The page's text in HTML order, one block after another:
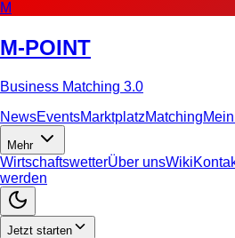
M
M-POINT
Business Matching 3.0
NewsEventsMarktplatzMatching
Mehr
WirtschaftswetterÜber unsWiki
werden
Jetzt starten